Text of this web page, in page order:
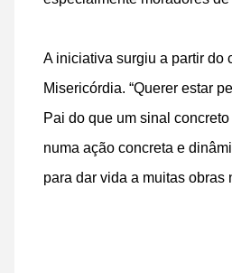
A iniciativa surgiu a partir do
Misericórdia. “Querer estar
Pai do que um sinal
numa ação concreta e
para dar vida a muitas obras